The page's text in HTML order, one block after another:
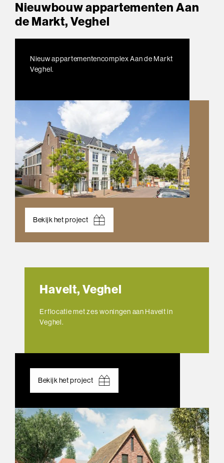
Nieuwbouw appartementen Aan
de Markt, Veghel
Nieuw appartementencomplex Aan de Markt
Veghel.
Bekijk het project
Havelt, Veghel
Erflocatie met zes woningen aan Havelt in
Veghel.
Bekijk het project